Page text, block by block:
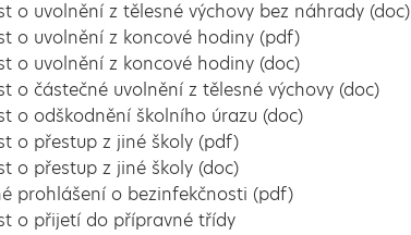
o uvolnění z tělesné výchovy bez náhrady (doc)
o uvolnění z koncové hodiny (pdf)
o uvolnění z koncové hodiny (doc)
o částečné uvolnění z tělesné výchovy (doc)
o odškodnění školního úrazu (doc)
o přestup z jiné školy (pdf)
o přestup z jiné školy (doc)
prohlášení o bezinfekčnosti (pdf)
o přijetí do přípravné třídy